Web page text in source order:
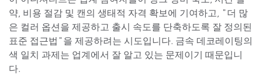
약, 비용 절감 및 캔의 생태적 자격 확보에 기여하고, "더 많
은 컬러 옵션을 제공하고 출시 속도를 단축하도록 잘 정의된
표준 접근법"을 제공하려는 시도입니다. 금속 데코레이팅의
색 일치 과제는 업계에서 잘 알고 있는 문제이기 때문입니
다.